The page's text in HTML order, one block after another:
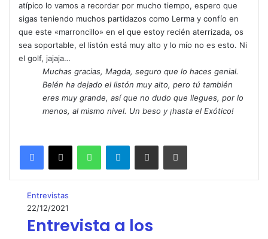
atípico lo vamos a recordar por mucho tiempo, espero que
sigas teniendo muchos partidazos como Lerma y confío en
que este «marroncillo» en el que estoy recién aterrizada, os
sea soportable, el listón está muy alto y lo mío no es esto. Ni
el golf, jajaja…
Muchas gracias, Magda, seguro que lo haces genial.
Belén ha dejado el listón muy alto, pero tú también
eres muy grande, así que no dudo que llegues, por lo
menos, al mismo nivel. Un beso y ¡hasta el Exótico!
WhatsAppTelegramCompartir por correo electrónicoImprimir
Entrevistas
22/12/2021
Entrevista a los